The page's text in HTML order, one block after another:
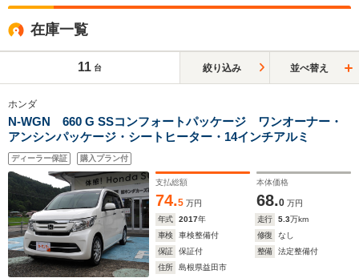
在庫一覧
11 台 絞り込み 並べ替え
ホンダ
N-WGN 660 G SSコンフォートパッケージ ワンオーナー・
アンシンパッケージ・シートヒーター・14インチアルミ
ディーラー保証 購入プラン付
支払総額
74.5 万円
本体価格
68.0 万円
年式
2017年 走行 5.3万km
車検
車検整備付 修復
なし
保証
保証付 整備
法定整備付
住所
島根県益田市